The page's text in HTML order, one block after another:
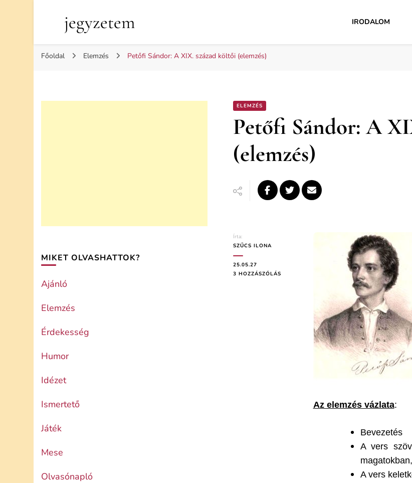
jegyzetem IRODALOM
Főoldal Elemzés Petőfi Sándor: A XIX. század költői (elemzés)
ELEMZÉS
Petőfi Sándor: A
(elemzés)
Írta:
SZŰCS ILONA
25.05.27
3 HOZZÁSZÓLÁSPETŐFI
BEJEGYZÉSHEZ
Az elemzés vázlata:
Bevezetés
A vers
A vers
MIKET OLVASHATTOK?
Ajánló
Elemzés
Érdekesség
Humor
Idézet
Ismertető
Játék
Mese
Olvasónapló